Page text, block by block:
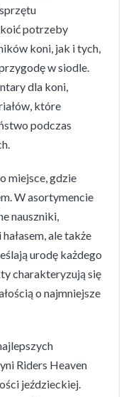
potrzeby
koni, jak i tych,
w siodle.
dla koni,
które
podczas
miejsce, gdzie
W asortymencie
nauszniki,
ale także
urodę każdego
charakteryzują się
o najmniejsze
Riders Heaven
jeździeckiej.